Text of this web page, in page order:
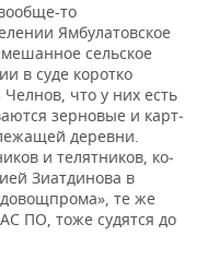
то
Ямбулатовское
сельс­кое
в суде коротко
что у них есть
зерновые и карт­
де­ревни.
и телятников, ко­
Зиатдин­ова в
те же
ПО, тоже судятся до